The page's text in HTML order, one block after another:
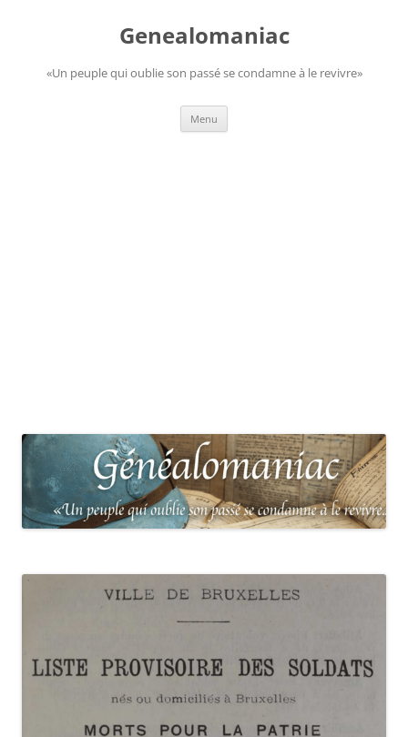
Genealomaniac
«Un peuple qui oublie son passé se condamne à le revivre»
Menu